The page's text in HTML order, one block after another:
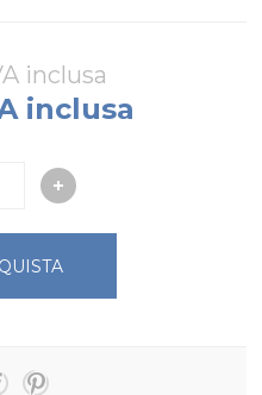
inclusa
inclusa